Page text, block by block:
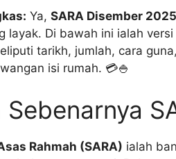
Ya, SARA Disember
layak. Di bawah ini ialah
tarikh, jumlah, cara
isi rumah. 💳🍚
Rahmah (SARA) ialah